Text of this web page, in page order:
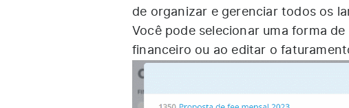
de organizar e gerenciar todos os
Você pode selecionar uma forma
financeiro ou ao editar o